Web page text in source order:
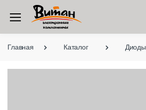
Главная Каталог Диоды